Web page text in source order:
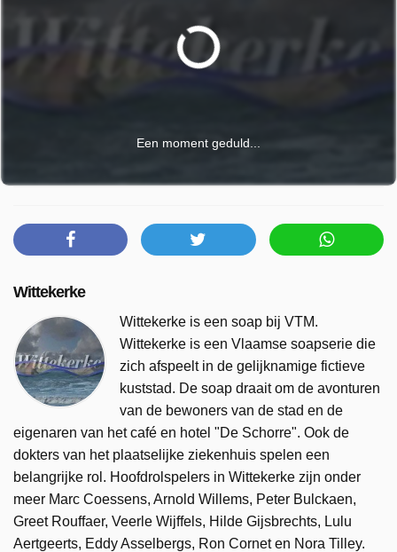
Een moment geduld...
Wittekerke
Wittekerke is een soap bij VTM.
Wittekerke is een Vlaamse soapserie die
zich afspeelt in de gelijknamige fictieve
kuststad. De soap draait om de avonturen
van de bewoners van de stad en de
eigenaren van het café en hotel "De Schorre". Ook de
dokters van het plaatselijke ziekenhuis spelen een
belangrijke rol. Hoofdrolspelers in Wittekerke zijn onder
meer Marc Coessens, Arnold Willems, Peter Bulckaen,
Greet Rouffaer, Veerle Wijffels, Hilde Gijsbrechts, Lulu
Aertgeerts, Eddy Asselbergs, Ron Cornet en Nora Tilley.